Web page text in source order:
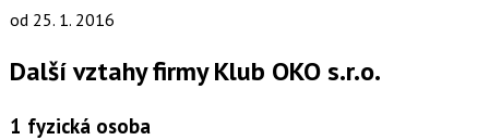
od 25. 1. 2016
Další vztahy firmy Klub OKO s.r.o.
1 fyzická osoba